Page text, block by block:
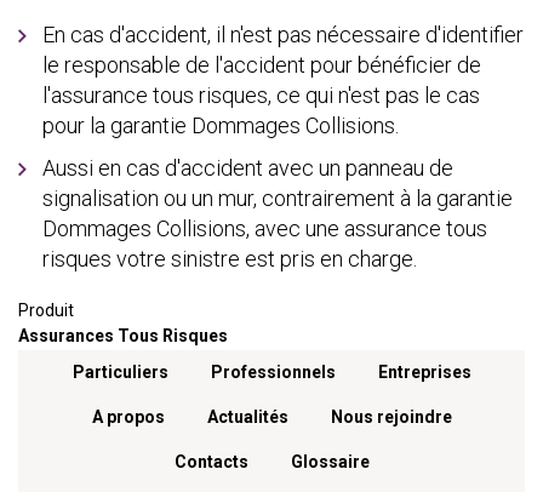
En cas d'accident, il n'est pas nécessaire d'identifier
le responsable de l'accident pour bénéficier de
l'assurance tous risques, ce qui n'est pas le cas
pour la garantie Dommages Collisions.
Aussi en cas d'accident avec un panneau de
signalisation ou un mur, contrairement à la garantie
Dommages Collisions, avec une assurance tous
risques votre sinistre est pris en charge.
Produit
Assurances Tous Risques
Menu footer
Particuliers Professionnels Entreprises
A propos Actualités Nous rejoindre
Contacts Glossaire